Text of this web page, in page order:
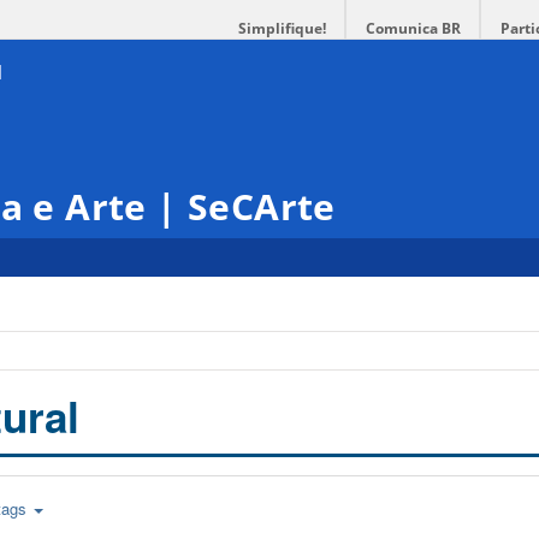
Simplifique! Comunica BR
e Arte | SeCArte